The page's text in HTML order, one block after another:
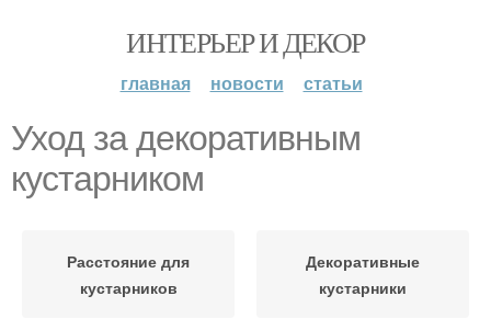
ИНТЕРЬЕР И ДЕКОР
главная новости статьи
Уход за декоративным
кустарником
Расстояние для
кустарников
Декоративные
кустарники